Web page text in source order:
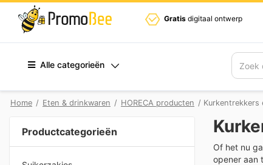
Gratis digitaal ontwerp
Alle categorieën Zoek
Home / Eten & drinkwaren / HORECA producten / Kurkentrekkers
Productcategorieën
Of het nu
opener aan